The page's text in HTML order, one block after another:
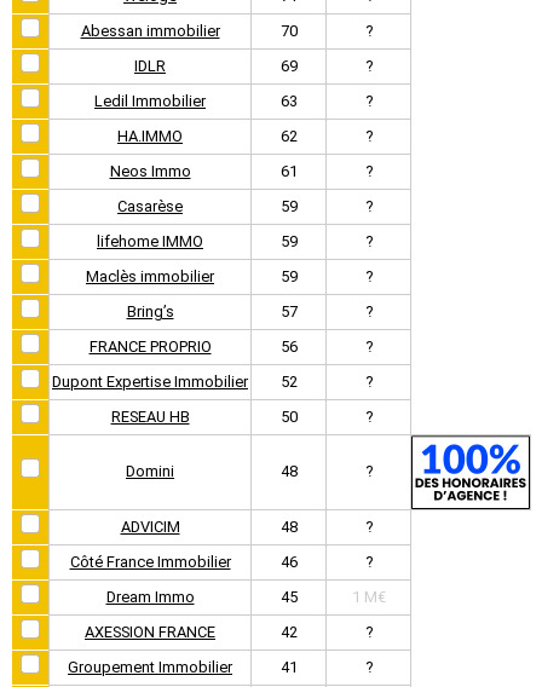
Abessan immobilier
70
?
IDLR
69
?
Ledil Immobilier
63
?
HA.IMMO
62
?
Neos Immo
61
?
Casarèse
59
?
lifehome IMMO
59
?
Maclès immobilier
59
?
Bring’s
57
?
FRANCE PROPRIO
56
?
Dupont Expertise Immobilier
52
?
RESEAU HB
50 ?
Domini 48 ?
ADVICIM 48
?
Côté France Immobilier
46
?
Dream Immo
45
1 M€
AXESSION FRANCE
42
?
Groupement Immobilier
41
?